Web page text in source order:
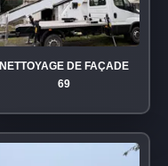
NETTOYAGE DE FAÇADE
69